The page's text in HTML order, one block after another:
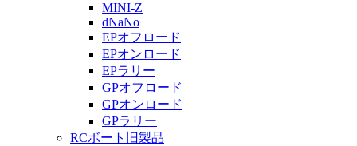
MINI-Z
dNaNo
EPオフロード
EPオンロード
EPラリー
GPオフロード
GPオンロード
GPラリー
RCボート旧製品